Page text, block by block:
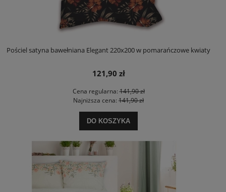
Pościel satyna bawełniana Elegant 220x200 w pomarańczowe kwiaty
121,90 zł
Cena regularna:141,90 zł
Najniższa cena: 141,90 zł
DO KOSZYKA